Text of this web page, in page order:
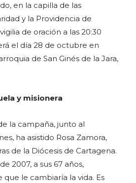
en la capilla de las
y la Providencia de
de oración a las 20:30
el día 28 de octubre en
de San Ginés de la Jara,
y misionera
la campaña, junto al
ha asistido Rosa Zamora,
de la Diócesis de Cartagena.
2007, a sus 67 años,
le cambiaría la vida. Es